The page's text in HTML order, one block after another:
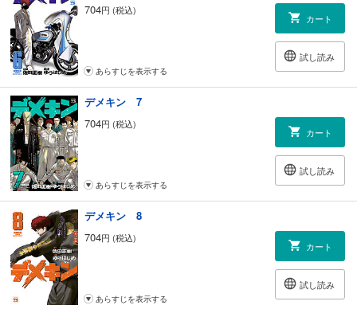
704円 (税込)
カート
試し読み
あらすじを表示する
デメキン 7
704円 (税込)
カート
試し読み
あらすじを表示する
デメキン 8
704円 (税込)
カート
試し読み
あらすじを表示する